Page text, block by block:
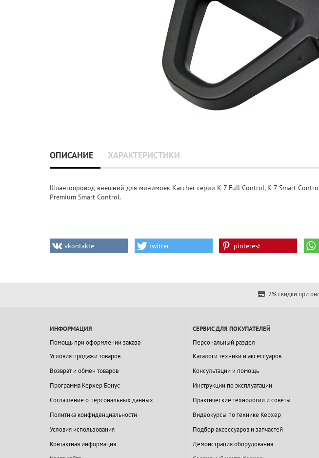
ОПИСАНИЕ ХАРАКТЕРИСТИКИ
Шлангопровод внешний для минимоек Karcher серии K 7 Full Control, K 7 Smart
Premium Smart Control.
vkontakte twitter pinterest
2% скидки при
ИНФОРМАЦИЯ
Помощь при оформлении заказа
Условия продажи товаров
Возврат и обмен товаров
Программа Керхер Бонус
Соглашение о персональных данных
Политика конфиденциальности
Условия использования
Контактная информация
СЕРВИС ДЛЯ ПОКУПАТЕЛЕЙ
Персональный раздел
Каталоги техники и аксессуаров
Консультации и помощь
Инструкции по эксплуатации
Практические технологии и советы
Видеокурсы по технике Керхер
Подбор аксессуаров и запчастей
Демонстрация оборудования